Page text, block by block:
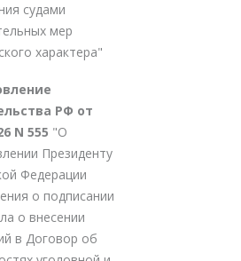
судами
мер
характера"
РФ от
N 555 "О
Президенту
Федерации
о подписании
о внесении
в Договор об